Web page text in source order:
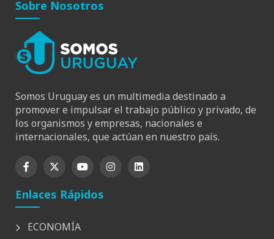
Sobre Nosotros
Somos Uruguay es un multimedia destinado a
promover e impulsar el trabajo público y privado, de
los organismos y empresas, nacionales e
internacionales, que actúan en nuestro país.
Enlaces Rápidos
ECONOMÍA